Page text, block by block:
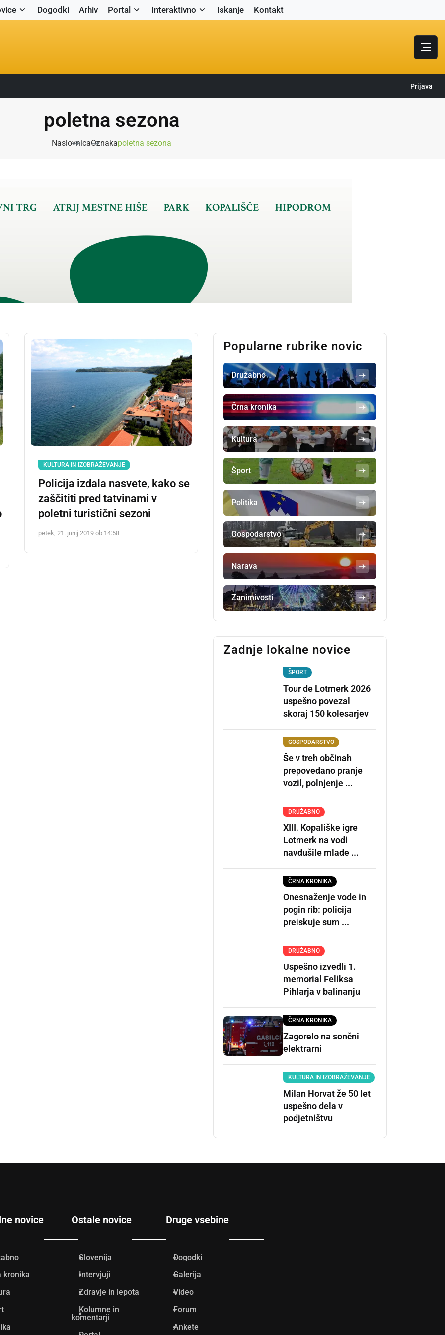
Dogodki Arhiv Portal Interaktivno Iskanje Kontakt
Prijava
poletna sezona
NaslovnicaOznakapoletna sezona
KULTURA IN IZOBRAŽEVANJE
Policija izdala nasvete, kako se
zaščititi pred tatvinami v
poletni turistični sezoni
petek, 21. junij 2019 ob 14:58
Popularne rubrike novic
Družabno
Črna kronika
Kultura
Šport
Politika
Gospodarstvo
Narava
Zanimivosti
Zadnje lokalne novice
ŠPORT
Tour de Lotmerk 2026
uspešno povezal
skoraj 150 kolesarjev
GOSPODARSTVO
Še v treh občinah
prepovedano pranje
vozil, polnjenje ...
DRUŽABNO
XIII. Kopališke igre
Lotmerk na vodi
navdušile mlade ...
ČRNA KRONIKA
Onesnaženje vode in
pogin rib: policija
preiskuje sum ...
DRUŽABNO
Uspešno izvedli 1.
memorial Feliksa
Pihlarja v balinanju
ČRNA KRONIKA
Zagorelo na sončni
elektrarni
KULTURA IN IZOBRAŽEVANJE
Milan Horvat že 50 let
uspešno dela v
podjetništvu
novice
kronika
Ostale novice
Slovenija
Intervjuji
Zdravje in lepota
Kolumne in
komentarji
Druge vsebine
Dogodki
Galerija
Video
Forum
Ankete